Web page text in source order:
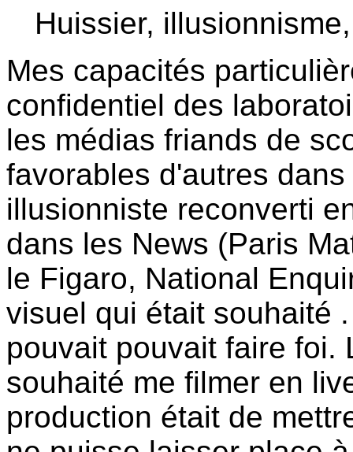
Huissier,
Mes capacités
confidentiel des
les médias friands de
favorables d'autres
illusionniste reconverti
dans les News (Paris
le Figaro, National
visuel qui était souhaité
pouvait pouvait faire foi.
souhaité me filmer en
production était de